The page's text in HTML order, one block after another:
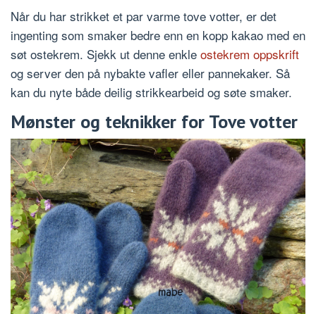
Når du har strikket et par varme tove votter, er det
ingenting som smaker bedre enn en kopp kakao med en
søt ostekrem. Sjekk ut denne enkle ostekrem oppskrift
og server den på nybakte vafler eller pannekaker. Så
kan du nyte både deilig strikkearbeid og søte smaker.
Mønster og teknikker for Tove votter